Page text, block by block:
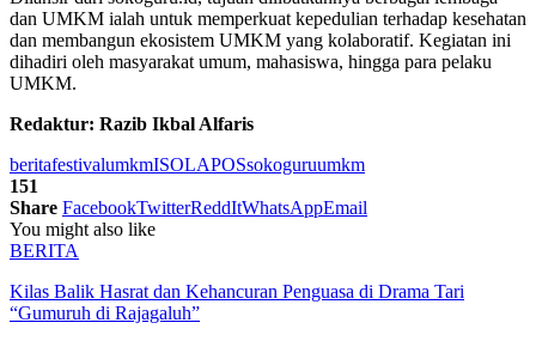
dan UMKM ialah untuk memperkuat kepedulian terhadap kesehatan
dan membangun ekosistem UMKM yang kolaboratif. Kegiatan ini
dihadiri oleh masyarakat umum, mahasiswa, hingga para pelaku
UMKM.
Redaktur: Razib Ikbal Alfaris
beritafestivalumkmISOLAPOSsokoguruumkm
151
Share FacebookTwitterReddItWhatsAppEmail
You might also like
BERITA
Kilas Balik Hasrat dan Kehancuran Penguasa di Drama Tari
“Gumuruh di Rajagaluh”